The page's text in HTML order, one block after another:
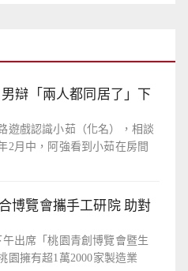
辯「兩人都同居了」下
遊戲認識小茹（化名），相談
2月中，阿強看到小茹在房間
博覽會攜手工研院 助對
出席「桃園青創博覽會暨生
園擁有超1萬2000家製造業